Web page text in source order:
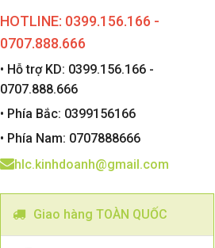
HOTLINE: 0399.156.166 -
0707.888.666
• Hỗ trợ KD: 0399.156.166 -
0707.888.666
• Phía Bắc: 0399156166
• Phía Nam: 0707888666
hlc.kinhdoanh@gmail.com
Giao hàng TOÀN QUỐC